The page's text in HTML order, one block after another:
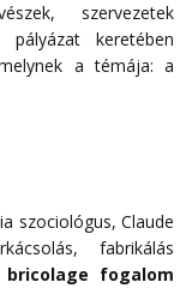
szervezetek
keretében
a témája: a
szociológus, Claude
fabrikálás
bricolage fogalom